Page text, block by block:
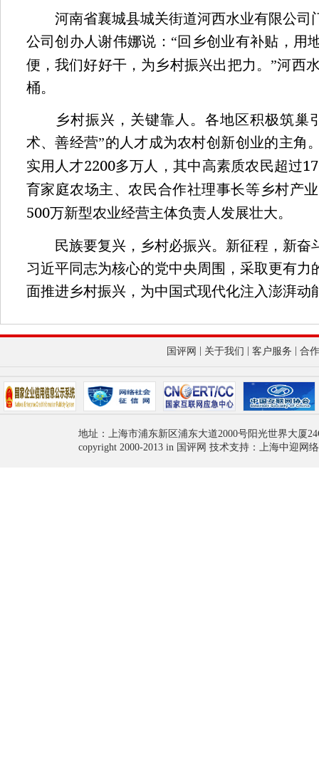
河南省襄城县城关街道河西水业有限公司
公司创办人谢伟娜说：“回乡创业有补贴，用
便，我们好好干，为乡村振兴出把力。”河西
桶。
乡村振兴，关键靠人。各地区积极筑巢
术、善经营”的人才成为农村创新创业的主角
实用人才2200多万人，其中高素质农民超过
育家庭农场主、农民合作社理事长等乡村产
500万新型农业经营主体负责人发展壮大。
民族要复兴，乡村必振兴。新征程，新奋
习近平同志为核心的党中央周围，采取更有力
面推进乡村振兴，为中国式现代化注入澎湃动
国评网 关于我们 客户服务 合
地址：上海市浦东新区浦东大道2000号阳光世界大厦
copyright 2000-2013 in 国评网 技术支持：上海中迎